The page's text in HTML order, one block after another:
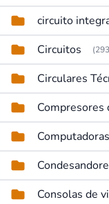
circuito
Circuitos
Circulares
Compresores
Consolas de